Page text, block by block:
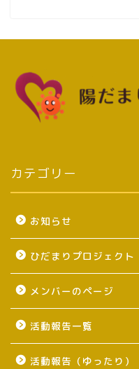
カテゴリー
お知らせ
ひだまりプロジェクト
メンバーのページ
活動報告一覧
活動報告（ゆったり）